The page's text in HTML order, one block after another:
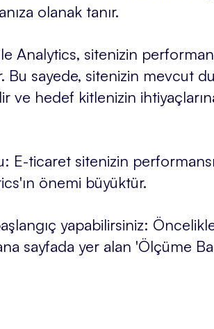
olanak tanır.
Analytics, sitenizin
Bu sayede, sitenizin mevcut
ve hedef kitlenizin
E-ticaret sitenizin
önemi büyüktür.
yapabilirsiniz:
sayfada yer alan 'Ölçüme